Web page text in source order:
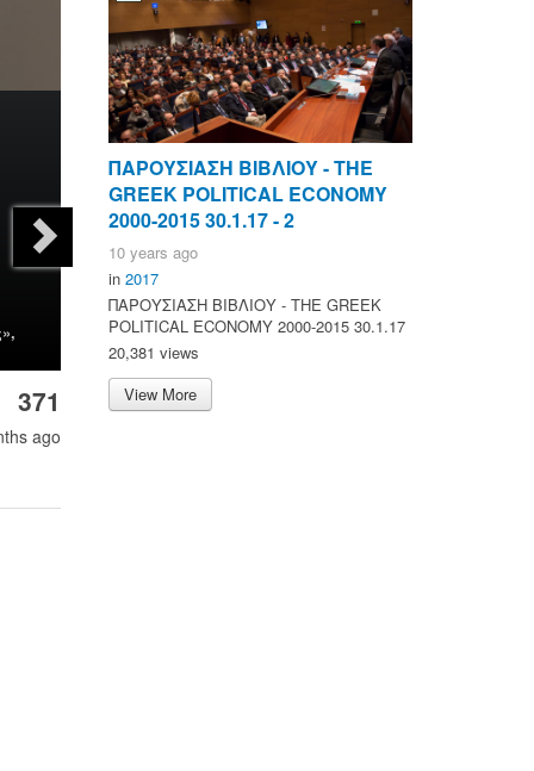
371
ago
ΠΑΡΟΥΣΙΑΣΗ ΒΙΒΛΙΟΥ - ΤΗΕ
GREEK POLITICAL ECONOMY
2000-2015 30.1.17 - 2
10 years ago
in 2017
ΠΑΡΟΥΣΙΑΣΗ ΒΙΒΛΙΟΥ - ΤΗΕ GREEK
POLITICAL ECONOMY 2000-2015 30.1.17
20,381 views
View More